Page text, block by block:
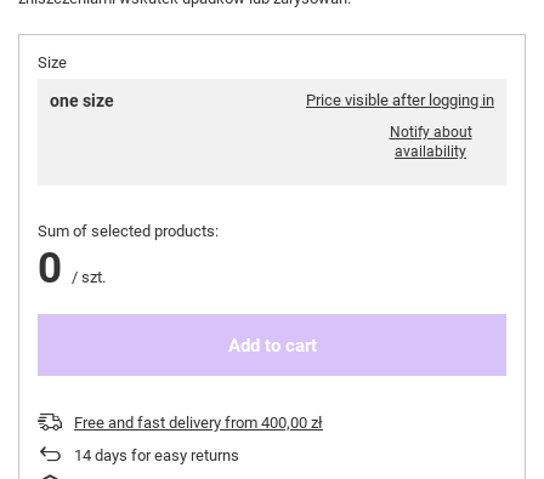
Size
one size Price visible after logging in
Notify about
availability
Sum of selected products:
0 / szt.
Add to cart
Free and fast delivery from 400,00 zł
14 days for easy returns